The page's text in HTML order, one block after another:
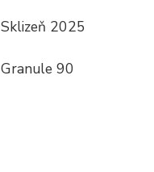
Sklizeň 2025
Granule 90